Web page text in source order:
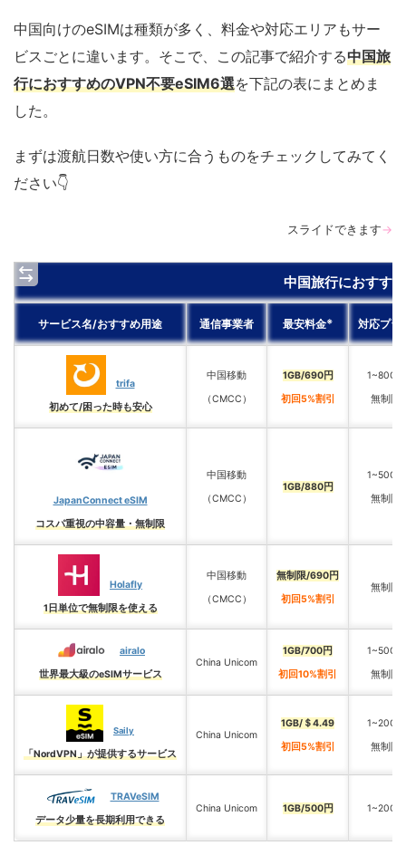
中国向けのeSIMは種類が多く、料金や対応エリアもサー
ビスごとに違います。そこで、この記事で紹介する中国旅
行におすすめのVPN不要eSIM6選を下記の表にまとめま
した。
まずは渡航日数や使い方に合うものをチェックしてみてく
ださい👇
スライドできます →
中国旅行におすす
サービス名/おすすめ用途 通信事業者 最安料金※ 対応プラ
trifa
初めて/困った時も安心
中国移動
（CMCC）
1GB/690円
初回5%割引
1~80GB
無制限
JapanConnect eSIM
コスパ重視の中容量・無制限
中国移動
（CMCC）
1GB/880円
1~50GB
無制限
Holafly
1日単位で無制限を使える
中国移動
（CMCC）
無制限/690円
初回5%割引
無制限
airalo
世界最大級のeSIMサービス
China Unicom
1GB/700円
初回10%割引
1~50GB
無制限
Saily
「NordVPN」が提供するサービス
China Unicom
1GB/＄4.49
初回5%割引
1~20GB
無制限
TRAVeSIM
データ少量を長期利用できる
China Unicom 1GB/500円 1~20GB